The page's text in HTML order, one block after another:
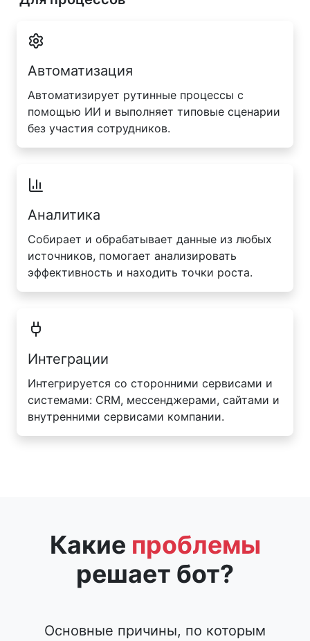
Автоматизация
Автоматизирует рутинные процессы с
помощью ИИ и выполняет типовые сценарии
без участия сотрудников.
Аналитика
Собирает и обрабатывает данные из любых
источников, помогает анализировать
эффективность и находить точки роста.
Интеграции
Интегрируется со сторонними сервисами и
системами: CRM, мессенджерами, сайтами и
внутренними сервисами компании.
Какие проблемы
решает бот?
Основные причины, по которым